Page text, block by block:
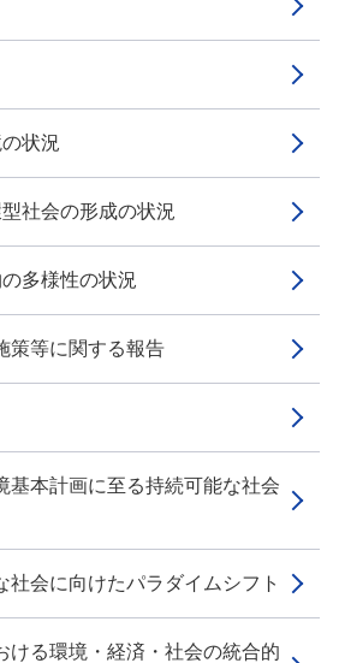
状況
社会の形成の状況
多様性の状況
等に関する報告
本計画に至る持続可能な社会
会に向けたパラダイムシフト
る環境・経済・社会の統合的